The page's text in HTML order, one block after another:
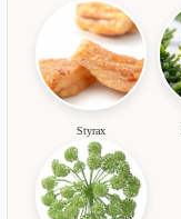
Styrax